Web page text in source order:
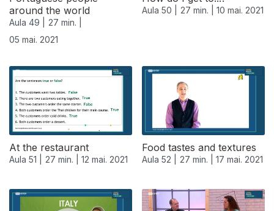
around the world
Aula 49 |
27 min. |
05 mai. 2021
Aula 50 | 27 min. | 10 mai. 2021
At the restaurant
Aula 51 | 27 min. | 12 mai. 2021
Food tastes and textures
Aula 52 | 27 min. | 17 mai. 2021